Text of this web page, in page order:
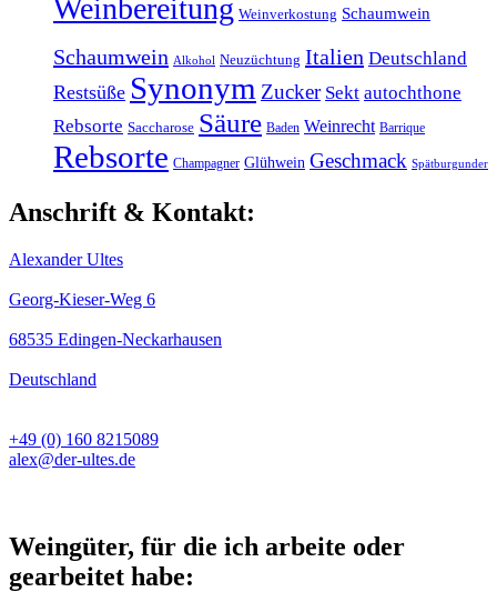
Weinbereitung Weinverkostung Schaumwein
Schaumwein Alkohol Neuzüchtung Italien Deutschland
Restsüße Synonym Zucker Sekt autochthone
Rebsorte Saccharose Säure Baden Weinrecht Barrique
Rebsorte Champagner Glühwein Geschmack Spätburgunder
Anschrift & Kontakt:
Alexander Ultes
Georg-Kieser-Weg 6
68535 Edingen-Neckarhausen
Deutschland
+49 (0) 160 8215089
alex@der-ultes.de
Weingüter, für die ich arbeite oder
gearbeitet habe: